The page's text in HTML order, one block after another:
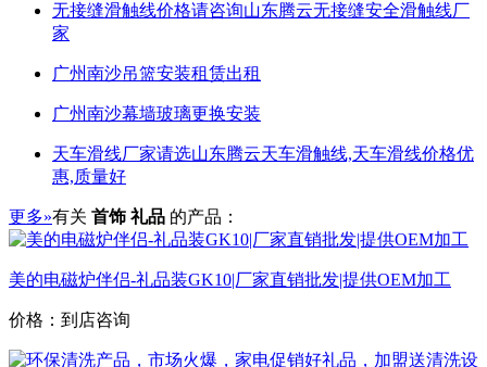
无接缝滑触线价格请咨询山东腾云无接缝安全滑触线厂
家
广州南沙吊篮安装租赁出租
广州南沙幕墙玻璃更换安装
天车滑线厂家请选山东腾云天车滑触线,天车滑线价格优
惠,质量好
更多»有关 首饰 礼品 的产品：
美的电磁炉伴侣-礼品装GK10|厂家直销批发|提供OEM加工
价格：到店咨询